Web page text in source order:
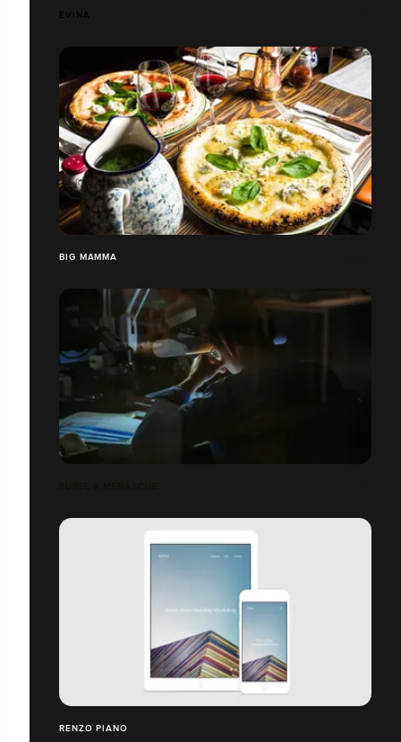
EVINA
BIG MAMMA
RENZO PIANO